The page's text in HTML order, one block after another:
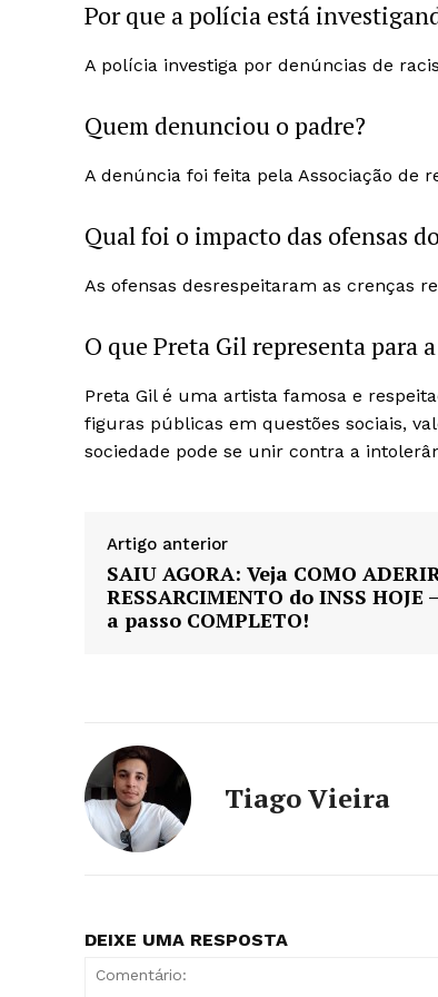
Por que a polícia está
A polícia investiga por denúncias de
Quem denunciou o padre?
A denúncia foi feita pela Associação de
Qual foi o impacto das ofensas
As ofensas desrespeitaram as crenças
O que Preta Gil representa para
Preta Gil é uma artista famosa e
figuras públicas em questões sociais,
sociedade pode se unir contra a
Artigo anterior
SAIU AGORA: Veja COMO
RESSARCIMENTO do INSS HOJE
a passo COMPLETO!
Tiago Vieira
DEIXE UMA RESPOSTA